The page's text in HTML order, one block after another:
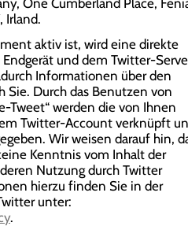
One Cumberland Place,
Irland.
aktiv ist, wird eine direkte
und dem Twitter-
Informationen über den
Sie. Durch das Benutzen von
Tweet“ werden die von Ihnen
Twitter-Account verknüpft
Wir weisen darauf hin,
Kenntnis vom Inhalt der
Nutzung durch Twitter
hierzu finden Sie in der
unter:
.